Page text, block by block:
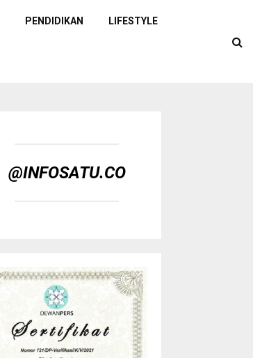
PENDIDIKAN LIFESTYLE
@INFOSATU.CO